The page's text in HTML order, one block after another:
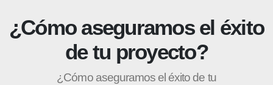
¿Cómo aseguramos el éxito
de tu proyecto?
¿Cómo aseguramos el éxito de tu